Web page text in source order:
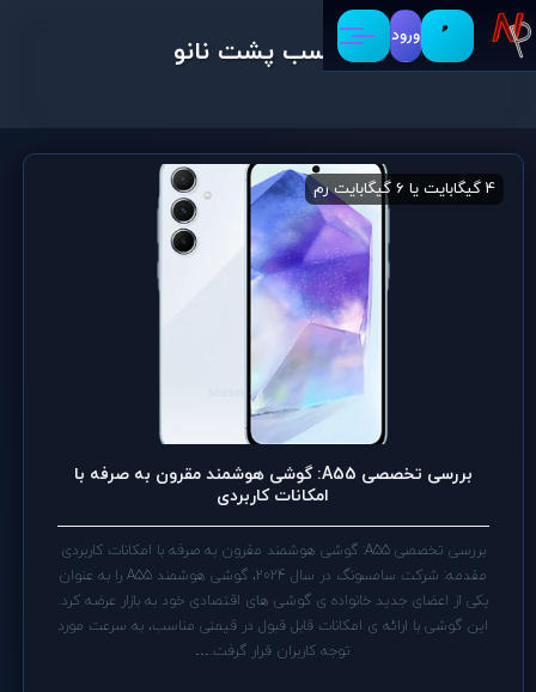
ورود برچسب پشت نانو
4 گیگابایت یا 6 گیگابایت رم 64 گیگابایت یا 128 گیگابایت حافظه ی داخلی
بررسی تخصصی A55: گوشی هوشمند مقرون به صرفه با
امکانات کاربردی
بررسی تخصصی A55: گوشی هوشمند مقرون به صرفه با امکانات کاربردی
مقدمه: شرکت سامسونگ در سال 2024، گوشی هوشمند A55 را به عنوان
یکی از اعضای جدید خانواده ی گوشی های اقتصادی خود به بازار عرضه کرد.
این گوشی با ارائه ی امکانات قابل قبول در قیمتی مناسب، به سرعت مورد
توجه کاربران قرار گرفت.…